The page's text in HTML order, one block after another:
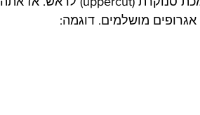
מושלמים. דוגמה: